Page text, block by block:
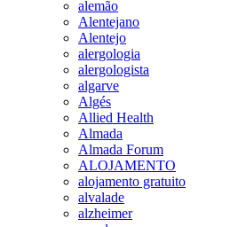
alemão
Alentejano
Alentejo
alergologia
alergologista
algarve
Algés
Allied Health
Almada
Almada Forum
ALOJAMENTO
alojamento gratuito
alvalade
alzheimer